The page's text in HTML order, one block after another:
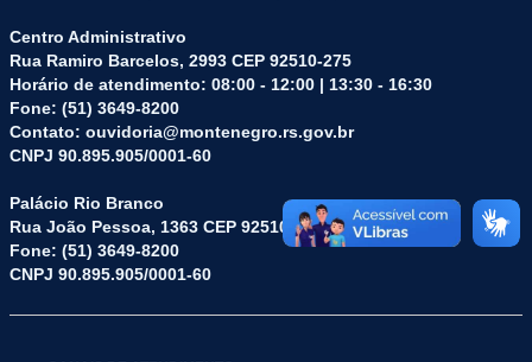
Centro Administrativo
Rua Ramiro Barcelos, 2993 CEP 92510-275
Horário de atendimento: 08:00 - 12:00 | 13:30 - 16:30
Fone: (51) 3649-8200
Contato: ouvidoria@montenegro.rs.gov.br
CNPJ 90.895.905/0001-60
Palácio Rio Branco
Rua João Pessoa, 1363 CEP 92510-045
Fone: (51) 3649-8200
CNPJ 90.895.905/0001-60